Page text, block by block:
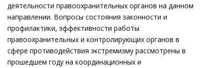
деятельности правоохранительных органов на данном
направлении. Вопросы состояния законности и
профилактики, эффективности работы
правоохранительных и контролирующих органов в
сфере противодействия экстремизму рассмотрены в
прошедшем году на координационных и